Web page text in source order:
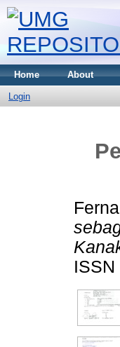
Home About
Login
ISSN